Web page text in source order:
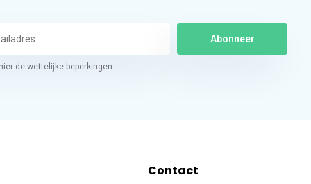
Abonneer
de wettelijke beperkingen
Contact